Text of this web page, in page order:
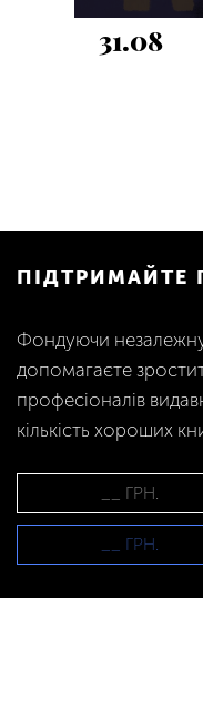
31.08
ПІДТРИМАЙТЕ
Фондуючи
допомагаєте
професіоналів
кількість хороших